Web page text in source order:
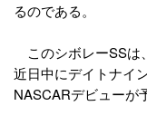
るのである。
このシボレーSSは
近日中にデイトナイ
NASCARデビューが